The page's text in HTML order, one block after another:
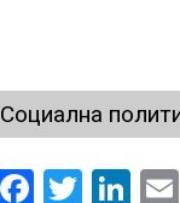
Социална
Facebook
Twitter